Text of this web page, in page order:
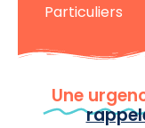
Particuliers
Une